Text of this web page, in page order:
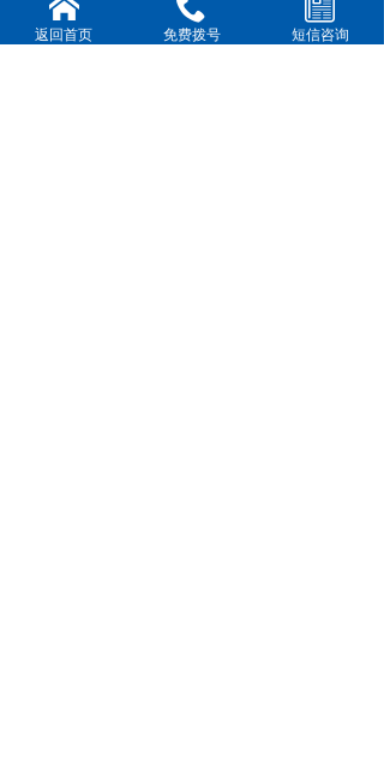
07-28
提高电阻焊电极使用寿命
返回首页 免费拨号 短信咨询